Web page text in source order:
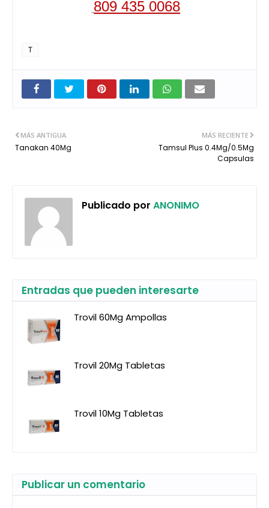
809 435 0068
T
MÁS RECIENTE
Tamsul Plus 0.4Mg/0.5Mg
Capsulas
MÁS ANTIGUA
Tanakan 40Mg
Publicado por ANONIMO
Entradas que pueden interesarte
Trovil 60Mg Ampollas
Trovil 20Mg Tabletas
Trovil 10Mg Tabletas
Publicar un comentario